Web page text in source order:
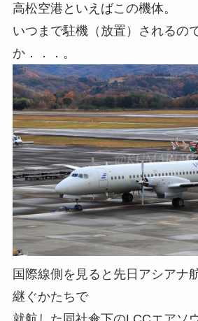
高松空港といえばこの機体。
いつまで駐機（放置）されるの
か．．．。
国際線側を見ると先日アシアナ
継ぐかたちで